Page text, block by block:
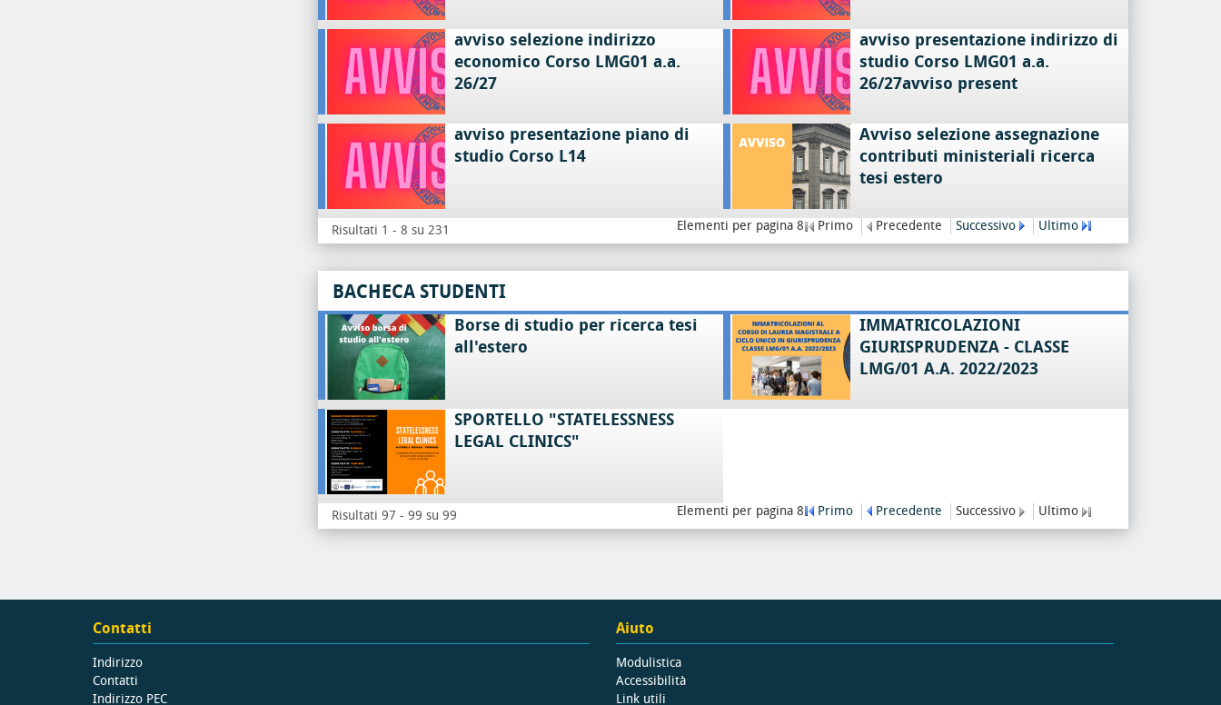
avviso selezione indirizzo
economico Corso LMG01 a.a.
26/27
avviso presentazione indirizzo di
studio Corso LMG01 a.a.
26/27avviso present
avviso presentazione piano di
studio Corso L14
Avviso selezione assegnazione
contributi ministeriali ricerca
tesi estero
Risultati 1 - 8 su 231 Elementi per pagina 8 Primo Precedente Successivo Ultimo
BACHECA STUDENTI
Borse di studio per ricerca tesi
all'estero
IMMATRICOLAZIONI
GIURISPRUDENZA - CLASSE
LMG/01 A.A. 2022/2023
SPORTELLO "STATELESSNESS
LEGAL CLINICS"
Risultati 97 - 99 su 99 Elementi per pagina 8 Primo Precedente Successivo Ultimo
Contatti
Indirizzo
Contatti
Indirizzo PEC
Aiuto
Modulistica
Accessibilità
Link utili